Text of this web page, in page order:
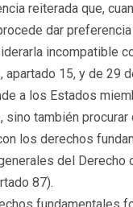
reiterada que,
dar
15, y de 29
a los Estados
también
los derechos
del
87).